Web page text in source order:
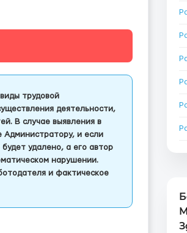
трудовой
деятельности,
В случае выявления в
Администратору, и если
удалено, а его автор
нарушении.
и фактическое